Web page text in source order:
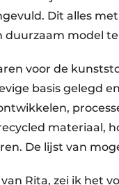
Dit alles
duurzaam model
voor de
basis gelegd
materiaal,
De lijst van
Rita, zei ik het